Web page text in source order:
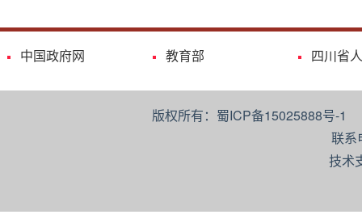
中国政府网 教育部 四川省
版权所有：蜀ICP备15025888号-
联系
技术